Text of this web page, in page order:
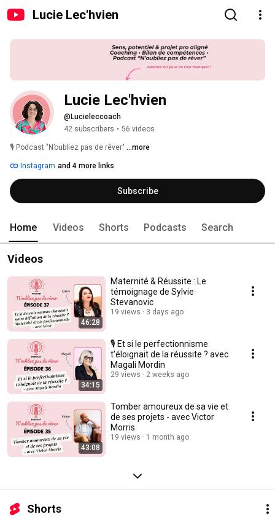
Lucie Lec'hvien
Lucie Lec'hvien
@Lucieleccoach
42 subscribers • 56 videos
🎙️ Podcast "N’oubliez pas de rêver" ...more
Instagram and 4 more links
Subscribe
Home Videos Shorts Podcasts Search
Videos
46:28
Maternité & Réussite : Le
témoignage de Sylvie
Stevanovic
19 views 3 days ago
34:15
🎙️ Et si le perfectionnisme
t'éloignait de la réussite ? avec
Magali Mordin
29 views 2 weeks ago
43:08
Tomber amoureux de sa vie et
de ses projets - avec Victor
Morris
19 views 1 month ago
Shorts